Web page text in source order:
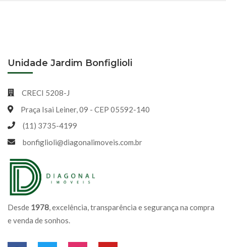
Desde 1978, excelência, transparência e segurança na compra
e venda de sonhos.
Unidade Jardim Bonfiglioli
CRECI 5208-J
Praça Isai Leiner, 09 - CEP 05592-140
(11) 3735-4199
bonfiglioli@diagonalimoveis.com.br